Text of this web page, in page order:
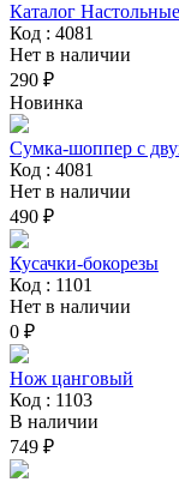
Каталог
Код : 4081
Нет в наличии
290 ₽
Новинка
Сумка-шоппер с
Код : 4081
Нет в наличии
490 ₽
Кусачки-бокорезы
Код : 1101
Нет в наличии
0 ₽
Нож цанговый
Код : 1103
В наличии
749 ₽